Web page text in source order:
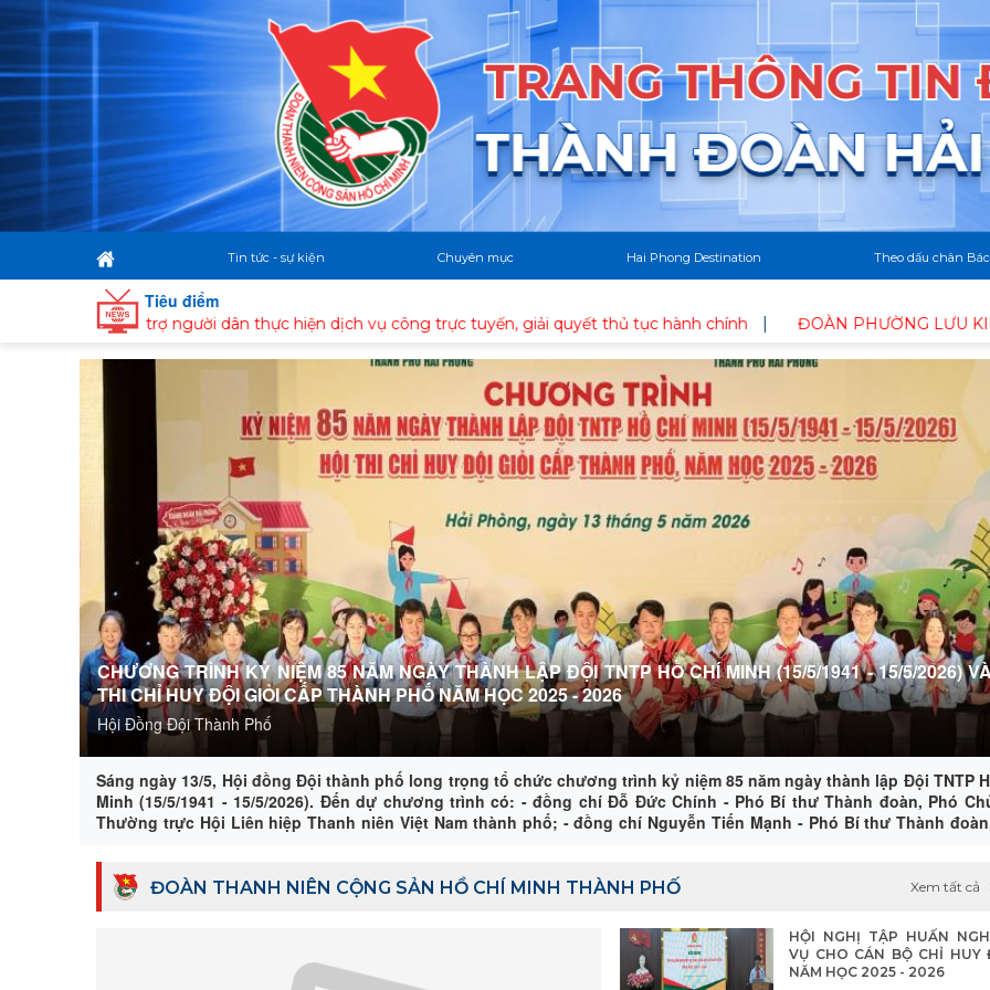
Tin tức - sự kiện Chuyên mục Hai Phong Destination Theo dấu chân Bác
Tiêu điểm
hỗ trợ người dân thực hiện dịch vụ công trực tuyến, giải quyết thủ tục hành chính ĐOÀN PHƯỜNG LƯU KIẾM RA
CHƯƠNG TRÌNH KỶ NIỆM 85 NĂM NGÀY THÀNH LẬP ĐỘI TNTP HỒ CHÍ MINH (15/5/1941 - 15/5/2026)
THI CHỈ HUY ĐỘI GIỎI CẤP THÀNH PHỐ NĂM HỌC 2025 - 2026
Hội Đồng Đội Thành Phố
Sáng ngày 13/5, Hội đồng Đội thành phố long trọng tổ chức chương trình kỷ niệm 85 năm ngày thành lập Đội TNTP
Minh (15/5/1941 - 15/5/2026). Đến dự chương trình có: - đồng chí Đỗ Đức Chính - Phó Bí thư Thành đoàn, Phó
Thường trực Hội Liên hiệp Thanh niên Việt Nam thành phố; - đồng chí Nguyễn Tiến Mạnh - Phó Bí thư Thành
Trưởng phòng phòng Đoàn thể và các hội; Ban Tuyên giáo và Dân vận Thành ủy; Cùng các đồng chí lãnh đạo sở,
ngành thành phố, Thành đoàn, Cung Văn hoá thanh thiếu nhi thành phố, các đồng chí là lãnh đạo Đoàn thanh niên
đồng Đội các xã, phường, đặc khu; các đồng chí đại diện Ban giám hiệu, giáo viên tổng phụ trách các trường Tiểu
ĐOÀN THANH NIÊN CỘNG SẢN HỒ CHÍ MINH THÀNH PHỐ Xem tất cả
HỘI NGHỊ TẬP HUẤN
VỤ CHO CÁN BỘ CHỈ HUY
NĂM HỌC 2025 - 2026